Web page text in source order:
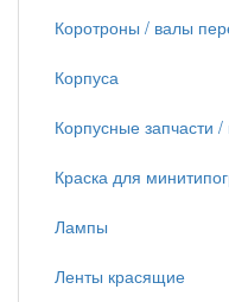
Коротроны / валы
Корпуса
Корпусные запчасти
Краска для
Лампы
Ленты красящие